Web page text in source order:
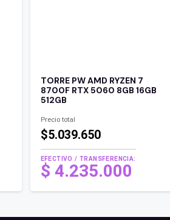
TORRE PW AMD RYZEN 7
8700F RTX 5060 8GB 16GB
512GB
Precio total
$5.039.650
EFECTIVO / TRANSFERENCIA:
$4.235.000